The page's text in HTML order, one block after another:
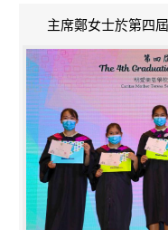
主席鄭女士於第四